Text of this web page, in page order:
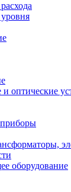
оптические
оборудование